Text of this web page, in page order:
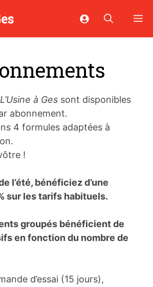
L’Usine à Ges sont disponibles
abonnement.
4 formules adaptées à
!
l’été, bénéficiez d’une
sur les tarifs habituels.
groupés bénéficient de
en fonction du nombre de
d’essai (15 jours),